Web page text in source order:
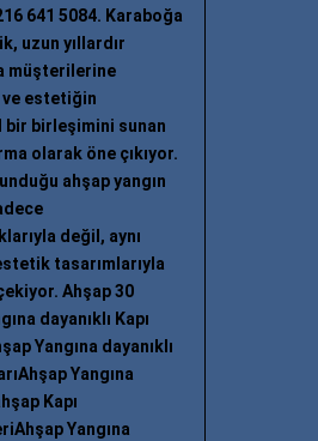
641 5084. Karaboğa
uzun yıllardır
müşterilerine
estetiğin
bir birleşimini sunan
olarak öne çıkıyor.
ahşap yangın
değil, aynı
tasarımlarıyla
Ahşap 30
dayanıklı Kapı
Yangına dayanıklı
Yangına
Kapı
Yangına